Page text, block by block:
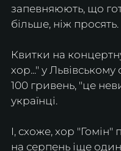
запевняюють, що
більше, ніж просять.
Квитки на
хор..." у
100 гривень, "це
українці.
І, схоже, хор
на серпень іще